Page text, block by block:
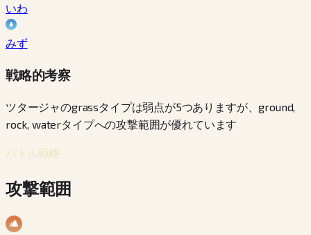
いわ
みず
戦略的考察
ツタージャのgrassタイプは弱点が5つありますが、ground,
rock, waterタイプへの攻撃範囲が優れています
バトル戦略
攻撃範囲